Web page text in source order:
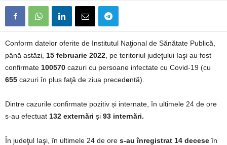
Conform datelor oferite de Institutul Naţional de Sănătate Publică,
până astăzi, 15 februarie 2022 , pe teritoriul judeţului Iaşi au fost
confirmate 100570 cazuri cu persoane infectate cu Covid-19 (cu
655 cazuri în plus faţă de ziua precedentă).
Dintre cazurile confirmate pozitiv și internate, în ultimele 24 de ore
s-au efectuat 132 externări și 93 internări.
În judeţul Iaşi, în ultimele 24 de ore s-au înregistrat 14 decese în